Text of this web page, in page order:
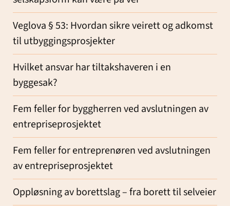
Veglova § 53: Hvordan sikre veirett og adkomst
til utbyggingsprosjekter
Hvilket ansvar har tiltakshaveren i en
byggesak?
Fem feller for byggherren ved avslutningen av
entrepriseprosjektet
Fem feller for entreprenøren ved avslutningen
av entrepriseprosjektet
Oppløsning av borettslag – fra borett til selveier